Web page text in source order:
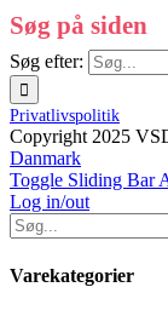
Søg på siden
Søg efter:
Privatlivspolitik
Copyright 2025
Danmark
Toggle Sliding Bar
Log in/out
Varekategorier